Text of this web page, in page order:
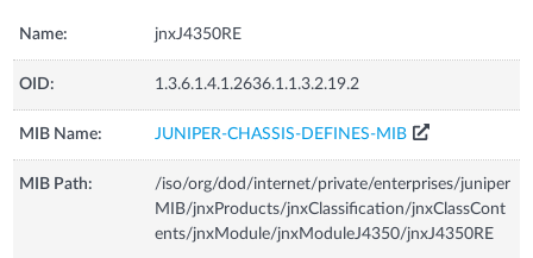
Name: jnxJ4350RE
OID: 1.3.6.1.4.1.2636.1.1.3.2.19.2
MIB Name: JUNIPER-CHASSIS-DEFINES-MIB
MIB Path:
/iso/org/dod/internet/private/enterprises/juniper
MIB/jnxProducts/jnxClassification/jnxClassCont
ents/jnxModule/jnxModuleJ4350/jnxJ4350RE